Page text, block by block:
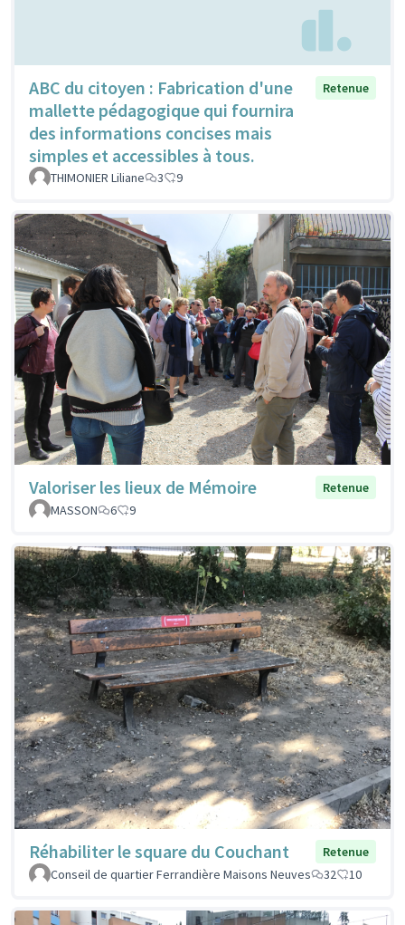
ABC du citoyen : Fabrication d'une
mallette pédagogique qui fournira
des informations concises mais
simples et accessibles à tous.
Retenue
THIMONIER Liliane 3 9
Valoriser les lieux de Mémoire
Retenue
MASSON
6 9
Réhabiliter le square du Couchant
Retenue
Conseil de quartier Ferrandière Maisons Neuves
32 10